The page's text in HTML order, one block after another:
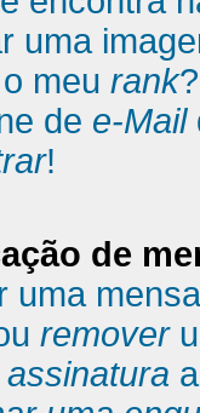
uma
meu rank?
de e-Mail
!
de
uma
remover
assinatura